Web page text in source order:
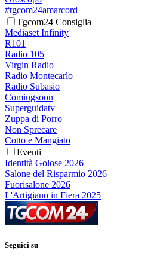
#tgcom24amarcord
Tgcom24 Consiglia
Mediaset Infinity
R101
Radio 105
Virgin Radio
Radio Montecarlo
Radio Subasio
Comingsoon
Superguidatv
Zuppa di Porro
Non Sprecare
Cotto e Mangiato
Eventi
Identità Golose 2026
Salone del Risparmio 2026
Fuorisalone 2026
L'Artigiano in Fiera 2025
Seguici su